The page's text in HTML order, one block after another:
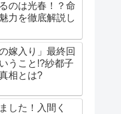
のは光春！？命
力を徹底解説し
嫁入り」最終回
うこと!?紗都子
相とは?
した！入間く